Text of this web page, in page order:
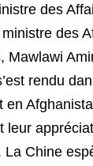
des
des
Mawlawi
rendu
en
leur
La Chine